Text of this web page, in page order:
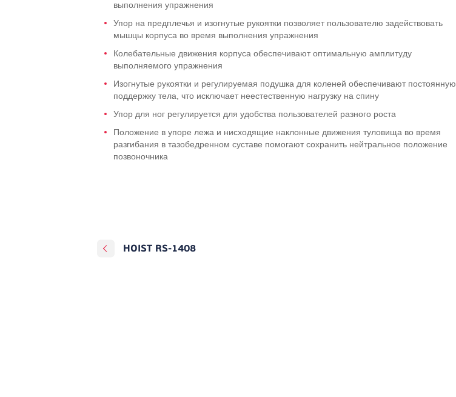
выполнения упражнения
Упор на предплечья и изогнутые рукоятки позволяет пользователю задействовать
мышцы корпуса во время выполнения упражнения
Колебательные движения корпуса обеспечивают оптимальную амплитуду
выполняемого упражнения
Изогнутые рукоятки и регулируемая подушка для коленей обеспечивают постоянную
поддержку тела, что исключает неестественную нагрузку на спину
Упор для ног регулируется для удобства пользователей разного роста
Положение в упоре лежа и нисходящие наклонные движения туловища во время
разгибания в тазобедренном суставе помогают сохранить нейтральное положение
позвоночника
HOIST RS-1408